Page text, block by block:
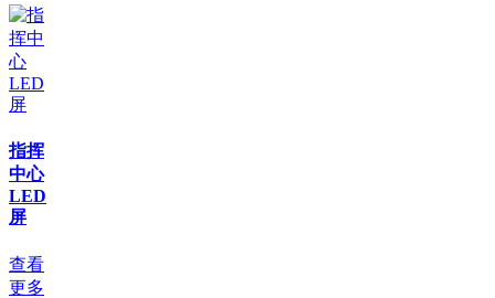
指挥
中心
LED
屏
查看
更多